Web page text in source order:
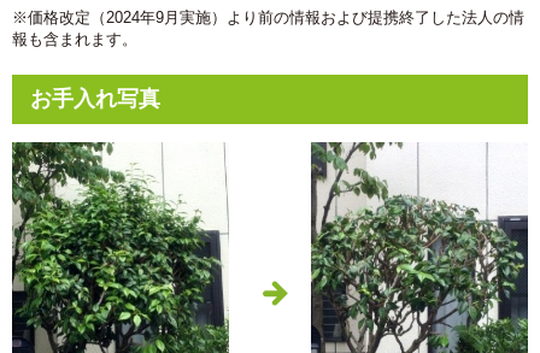
※価格改定（2024年9月実施）より前の情報および提携終了した法人の情
報も含まれます。
お手入れ写真